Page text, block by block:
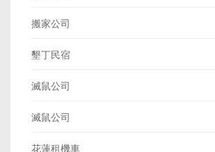
搬家公司
墾丁民宿
滅鼠公司
滅鼠公司
花蓮租機車